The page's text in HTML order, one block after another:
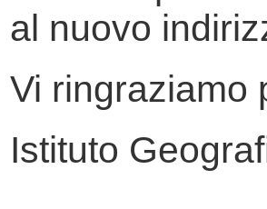
al nuovo
Vi ringraziamo
Istituto